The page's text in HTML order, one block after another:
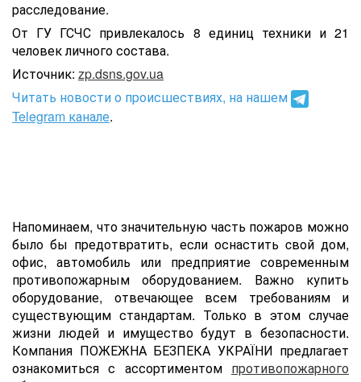
расследование.
От ГУ ГСЧС привлекалось 8 единиц техники и 21
человек личного состава.
Источник: zp.dsns.gov.ua
Читать новости о происшествиях, на нашем
Telegram канале.
Напоминаем, что значительную часть пожаров можно
было бы предотвратить, если оснастить cвой дом,
офис, автомобиль или предприятие современным
противопожарным оборудованием. Важно купить
оборудование, отвечающее всем требованиям и
существующим стандартам. Только в этом случае
жизни людей и имущество будут в безопасности.
Компания ПОЖЕЖНА БЕЗПЕКА УКРАЇНИ предлагает
ознакомиться с ассортиментом противопожарного